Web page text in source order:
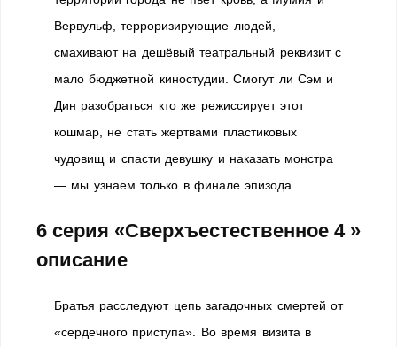
Вервульф, терроризирующие людей,
смахивают на дешёвый театральный реквизит с
мало бюджетной киностудии. Смогут ли Сэм и
Дин разобраться кто же режиссирует этот
кошмар, не стать жертвами пластиковых
чудовищ и спасти девушку и наказать монстра
— мы узнаем только в финале эпизода…
6 серия «Сверхъестественное 4 »
описание
Братья расследуют цепь загадочных смертей от
«сердечного приступа». Во время визита в